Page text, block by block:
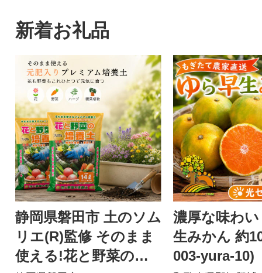
新着お礼品
静岡県磐田市 土のソム
リエ(R)監修 そのまま
使える!花と野菜の
濃厚な味わ
生みかん 約
003-yura-10)